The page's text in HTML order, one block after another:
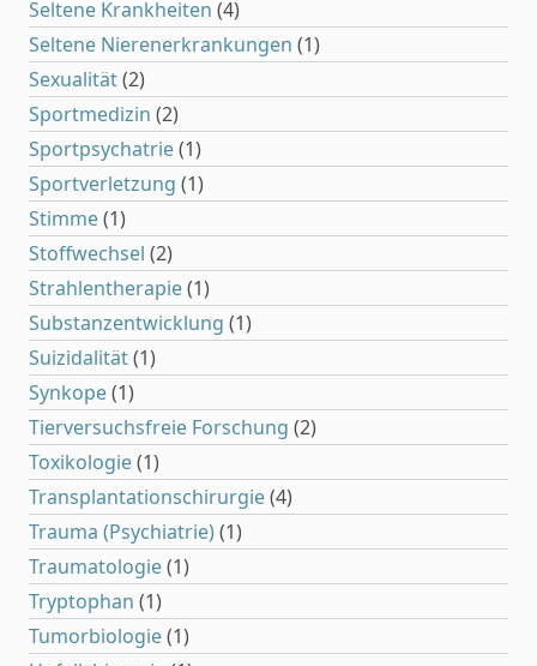
Seltene Krankheiten (4)
Seltene Nierenerkrankungen (1)
Sexualität(2)
Sportmedizin (2)
Sportpsychatrie(1)
Sportverletzung (1)
Stimme(1)
Stoffwechsel (2)
Strahlentherapie(1)
Substanzentwicklung (1)
Suizidalität(1)
Synkope(1)
Tierversuchsfreie Forschung (2)
Toxikologie(1)
Transplantationschirurgie(4)
Trauma (Psychiatrie)(1)
Traumatologie(1)
Tryptophan (1)
Tumorbiologie(1)